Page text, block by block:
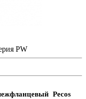
PW
Pecos